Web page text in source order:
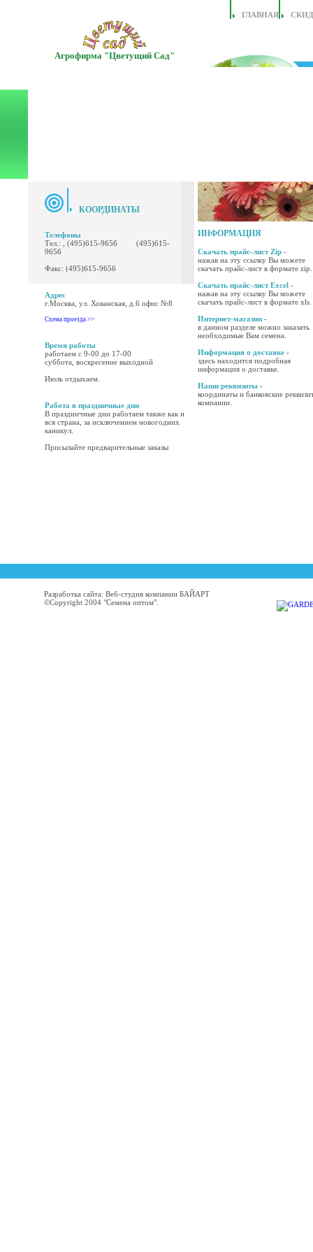
Агрофирма "Цветущий Сад"
ГЛАВНАЯ
КООРДИНАТЫ
Телефоны
Тел.: , (495)615-9656 (495)615-
9656
Факс: (495)615-9656
Адрес
г.Москва, ул. Хованская, д.6 офис №8
Схема проезда >>
Время работы
работаем с 9-00 до 17-00
суббота, воскресение выходной
Июль отдыхаем.
Работа в праздничные дни
В праздничные дни работаем также как и
вся страна, за исключением новогодних
каникул.
Присылайте предварительные заказы
ИНФОРМАЦИЯ
Скачать прайс-лист Zip -
нажав на эту ссылку Вы можете
скачать прайс-лист в формате zip.
Скачать прайс-лист Excel -
нажав на эту ссылку Вы можете
скачать прайс-лист в формате xls.
Интернет-магазин -
в данном разделе можно заказать
необходимые Вам семена.
Информация о доставке -
здесь находится подробная
информация о доставке.
Наши реквизиты -
координаты и банковские
компании.
Разработка сайта: Веб-студия компании БАЙАРТ
©Copyright 2004 "Семена оптом".